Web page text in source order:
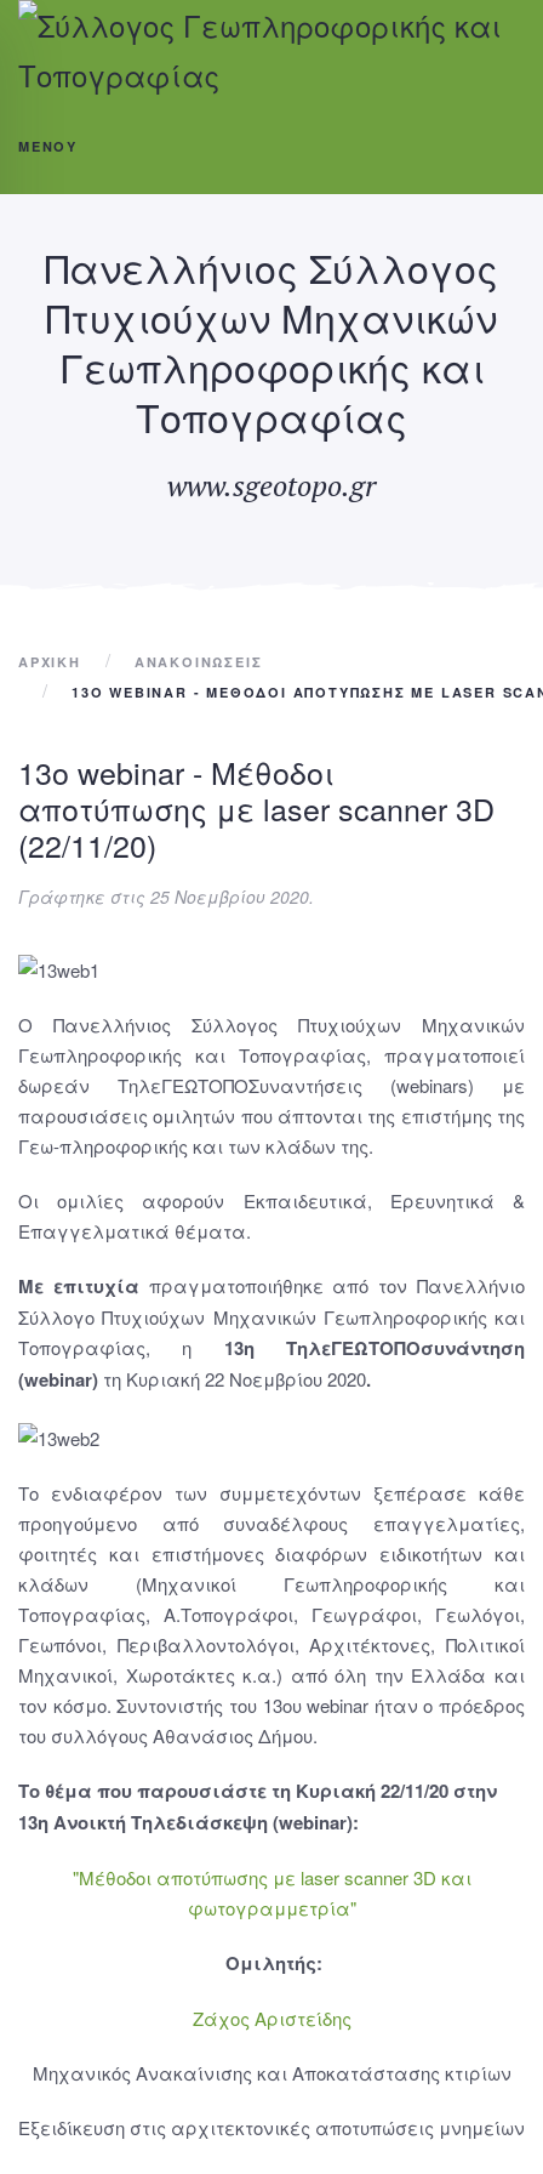
ΜΕΝΟΎ
Πανελλήνιος Σύλλογος
Πτυχιούχων Μηχανικών
Γεωπληροφορικής και
Τοπογραφίας
www.sgeotopo.gr
ΑΡΧΙΚΉ
ΑΝΑΚΟΙΝΩΣΕΙΣ
13Ο WEBINAR - ΜΈΘΟΔΟΙ ΑΠΟΤΎΠΩΣΗΣ ΜΕ LASER
13ο webinar - Μέθοδοι
αποτύπωσης με laser scanner 3D
(22/11/20)
Γράφτηκε στις 25 Νοεμβρίου 2020.
Ο Πανελλήνιος Σύλλογος Πτυχιούχων Μηχανικών
Γεωπληροφορικής και Τοπογραφίας, πραγματοποιεί
δωρεάν ΤηλεΓΕΩΤΟΠΟΣυναντήσεις (webinars) με
παρουσιάσεις ομιλητών που άπτονται της επιστήμης της
Γεω-πληροφορικής και των κλάδων της.
Οι ομιλίες αφορούν Εκπαιδευτικά, Ερευνητικά &
Επαγγελματικά θέματα.
Με επιτυχία πραγματοποιήθηκε από τον Πανελλήνιο
Σύλλογο Πτυχιούχων Μηχανικών Γεωπληροφορικής και
Τοπογραφίας, η 13ηΤηλεΓΕΩΤΟΠΟσυνάντηση
(webinar) τη Κυριακή 22 Νοεμβρίου 2020.
Το ενδιαφέρον των συμμετεχόντων ξεπέρασε κάθε
προηγούμενο από συναδέλφους επαγγελματίες,
φοιτητές και επιστήμονες διαφόρων ειδικοτήτων και
κλάδων (Μηχανικοί Γεωπληροφορικής και
Τοπογραφίας, Α.Τοπογράφοι, Γεωγράφοι, Γεωλόγοι,
Γεωπόνοι, Περιβαλλοντολόγοι, Αρχιτέκτονες, Πολιτικοί
Μηχανικοί, Χωροτάκτες κ.α.) από όλη την Ελλάδα και
τον κόσμο. Συντονιστής του 13ου webinar ήταν ο πρόεδρος
του συλλόγους Αθανάσιος Δήμου.
Το θέμα που παρουσιάστε τη Κυριακή 22/11/20 στην
13η Ανοικτή Τηλεδιάσκεψη (webinar):
"Μέθοδοι αποτύπωσης με laser scanner 3D και
φωτογραμμετρία"
Ομιλητής:
Ζάχος Αριστείδης
Μηχανικός Ανακαίνισης και Αποκατάστασης κτιρίων
Εξειδίκευση στις αρχιτεκτονικές αποτυπώσεις μνημείων